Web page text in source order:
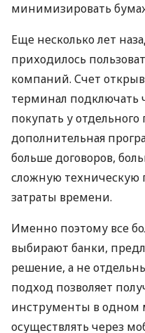
минимизировать
Еще несколько лет
приходилось
компаний. Счет
терминал подключать
покупать у
дополнительная
больше договоров,
сложную
затраты времени.
Именно поэтому все
выбирают банки,
решение, а не
подход позволяет
инструменты в одном
осуществлять через